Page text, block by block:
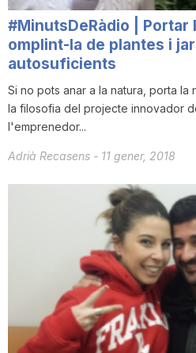
#MinutsDeRàdio | Portar
omplint-la de plantes i
autosuficients
Si no pots anar a la natura, porta la
la filosofia del projecte innovador
l'emprenedor...
Adrià Recasens - 11 gener, 2018